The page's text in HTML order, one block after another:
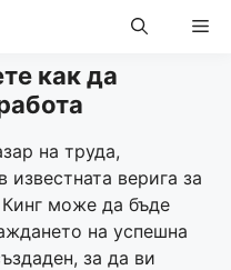
как да
на труда,
известната верига за
може да бъде
на успешна
за да ви